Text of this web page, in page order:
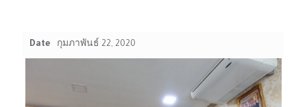
Date กุมภาพันธ์ 22, 2020